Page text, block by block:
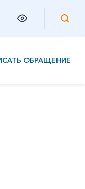
ОБРАЩЕНИЕ